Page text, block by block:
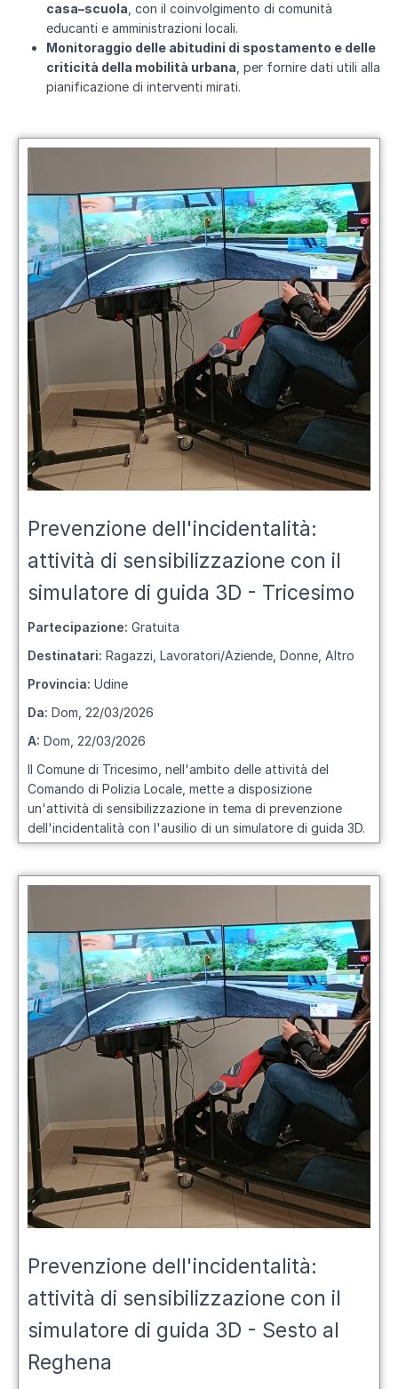
casa–scuola , con il coinvolgimento di comunità
educanti e amministrazioni locali.
Monitoraggio delle abitudini di spostamento e delle
criticità della mobilità urbana , per fornire dati utili alla
pianificazione di interventi mirati.
Prevenzione dell'incidentalità:
attività di sensibilizzazione con il
simulatore di guida 3D - Tricesimo
Partecipazione: Gratuita
Destinatari: Ragazzi, Lavoratori/Aziende, Donne, Altro
Provincia: Udine
Da: Dom, 22/03/2026
A: Dom, 22/03/2026
Il Comune di Tricesimo, nell'ambito delle attività del
Comando di Polizia Locale, mette a disposizione
un'attività di sensibilizzazione in tema di prevenzione
dell'incidentalità con l'ausilio di un simulatore di guida 3D.
Prevenzione dell'incidentalità:
attività di sensibilizzazione con il
simulatore di guida 3D - Sesto al
Reghena